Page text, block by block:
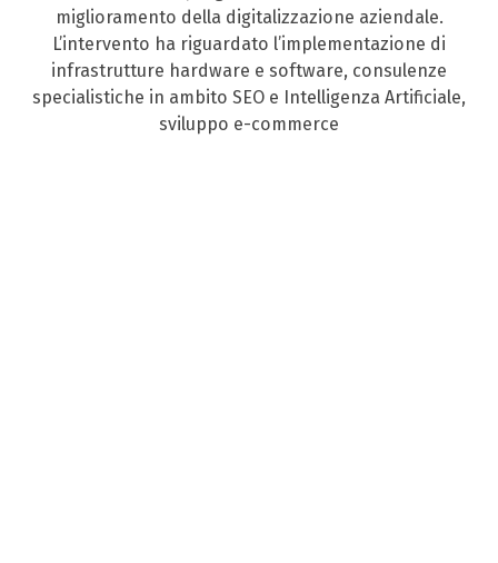
miglioramento della digitalizzazione aziendale.
L’intervento ha riguardato l’implementazione di
infrastrutture hardware e software, consulenze
specialistiche in ambito SEO e Intelligenza Artificiale,
sviluppo e-commerce